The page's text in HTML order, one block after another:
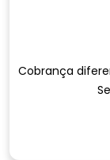
Cobrança